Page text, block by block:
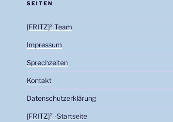
SEITEN
[FRITZ]² Team
Impressum
Sprechzeiten
Kontakt
Datenschutzerklärung
[FRITZ]² -Startseite